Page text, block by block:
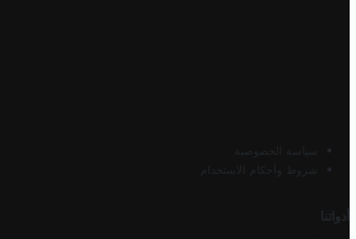
سياسة الخصوصية
شروط وأحكام الاستخدام
أدواتنا